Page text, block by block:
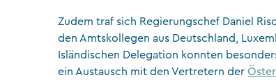
Zudem traf sich Regierungschef Daniel
den Amtskollegen aus Deutschland,
Isländischen Delegation konnten
ein Austausch mit den Vertretern der